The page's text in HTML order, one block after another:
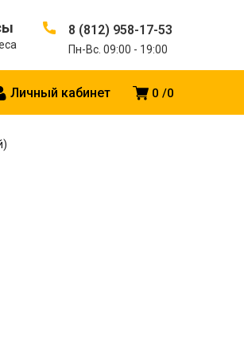
8 (812) 958-17-53
Пн-Вс. 09:00 - 19:00
0 0
Личный кабинет